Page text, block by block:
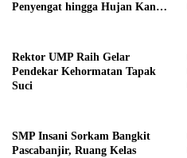
Penyengat hingga Hujan Kanon
Rektor UMP Raih Gelar
Pendekar Kehormatan Tapak
Suci
SMP Insani Sorkam Bangkit
Pascabanjir, Ruang Kelas